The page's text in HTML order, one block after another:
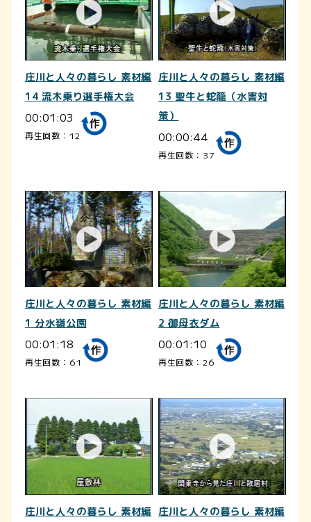
庄川と人々の暮らし 素材編
14 流木乗り選手権大会
00:01:03
再生回数：12
庄川と人々の暮らし 素材編
13 聖牛と蛇籠（水害対
策）
00:00:44
再生回数：37
庄川と人々の暮らし 素材編
1 分水嶺公園
00:01:18
再生回数：61
庄川と人々の暮らし 素材編
2 御母衣ダム
00:01:10
再生回数：26
庄川と人々の暮らし 素材編 庄川と人々の暮らし 素材編